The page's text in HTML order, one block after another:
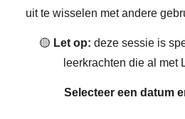
uit te wisselen met andere
🟡 Let op: deze sessie is
leerkrachten die al met
Selecteer een datum